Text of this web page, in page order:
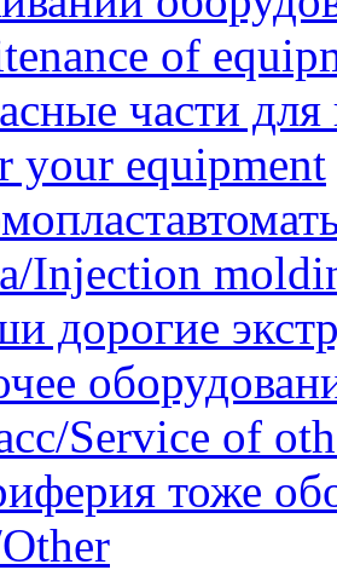
of
части для
your equipment
Injection
Service of
тоже